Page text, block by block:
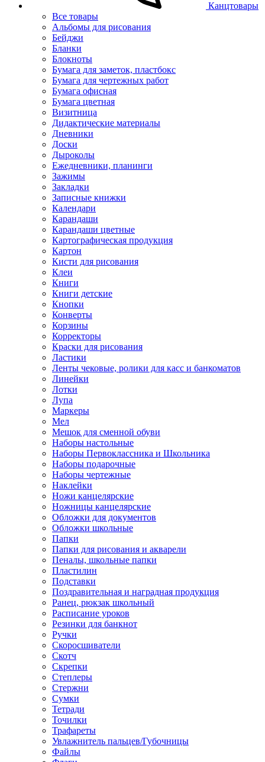
Канцтовары
Все товары
Альбомы для рисования
Бейджи
Бланки
Блокноты
Бумага для заметок, пластбокс
Бумага для чертежных работ
Бумага офисная
Бумага цветная
Визитница
Дидактические материалы
Дневники
Доски
Дыроколы
Ежедневники, планинги
Зажимы
Закладки
Записные книжки
Календари
Карандаши
Карандаши цветные
Картографическая продукция
Картон
Кисти для рисования
Клеи
Книги
Книги детские
Кнопки
Конверты
Корзины
Корректоры
Краски для рисования
Ластики
Ленты чековые, ролики для касс и банкоматов
Линейки
Лотки
Лупа
Маркеры
Мел
Мешок для сменной обуви
Наборы настольные
Наборы Первоклассника и Школьника
Наборы подарочные
Наборы чертежные
Наклейки
Ножи канцелярские
Ножницы канцелярские
Обложки для документов
Обложки школьные
Папки
Папки для рисования и акварели
Пеналы, школьные папки
Пластилин
Подставки
Поздравительная и наградная продукция
Ранец, рюкзак школьный
Расписание уроков
Резинки для банкнот
Ручки
Скоросшиватели
Скотч
Скрепки
Степлеры
Стержни
Сумки
Тетради
Точилки
Трафареты
Увлажнитель пальцев/Губочницы
Файлы